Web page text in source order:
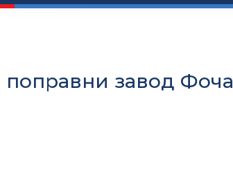
поправни завод Фоча